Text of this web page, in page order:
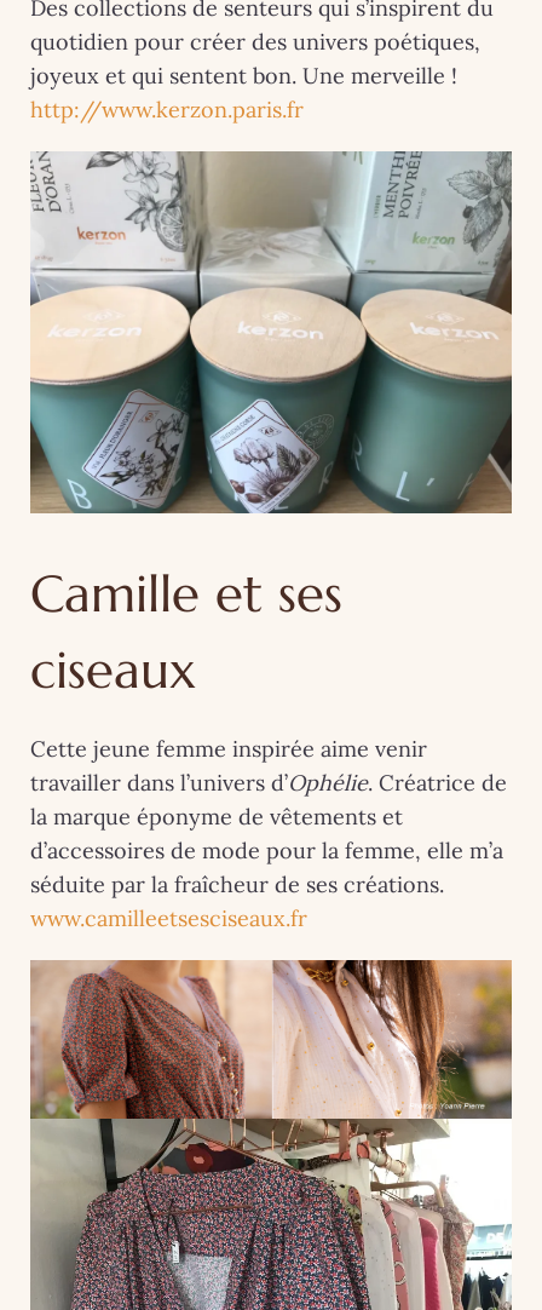
Des collections de senteurs qui s’inspirent du
quotidien pour créer des univers poétiques,
joyeux et qui sentent bon. Une merveille !
http://www.kerzon.paris.fr
Camille et ses
ciseaux
Cette jeune femme inspirée aime venir
travailler dans l’univers d’Ophélie. Créatrice de
la marque éponyme de vêtements et
d’accessoires de mode pour la femme, elle m’a
séduite par la fraîcheur de ses créations.
www.camilleetsesciseaux.fr